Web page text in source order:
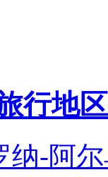
行地区
纳-阿